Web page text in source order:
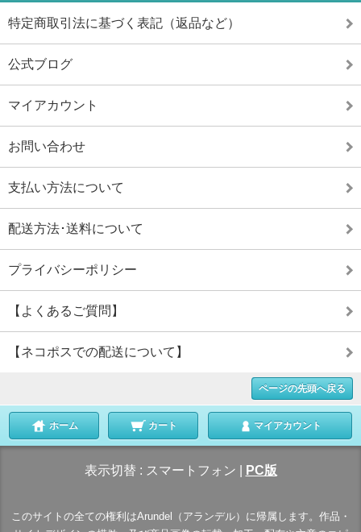
特定商取引法に基づく表記（返品など）
公式ブログ
マイアカウント
お問い合わせ
支払い方法について
配送方法･送料について
プライバシーポリシー
【よくあるご質問】
【ネコポスでの配送について】
ページの先頭へ戻る
ホーム カート マイアカウント
表示切替 : スマートフォン PC版
このサイトの全ての権利はArundel（アランデル）に帰属します。作品・